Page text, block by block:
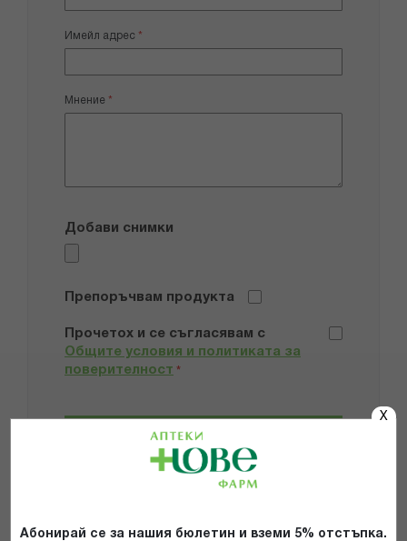
X
Абонирай се за нашия бюлетин и вземи 5% отстъпка.
Имейл адрес
Мнение
Добави снимки
Препоръчвам продукта
Прочетох и се съгласявам с
Общите условия и политиката за
поверителност *
ИЗПРАТИ